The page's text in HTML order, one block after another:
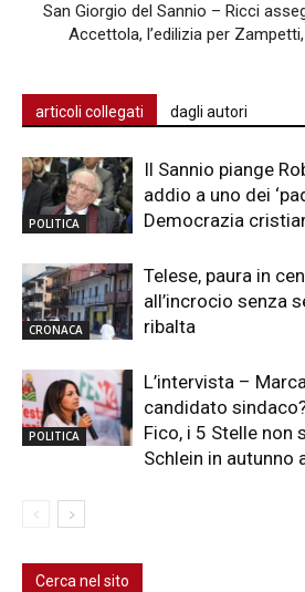
San Giorgio del Sannio – Ricci
Accettola, l’edilizia per
articoli collegati dagli autori
POLITICA
Il Sannio piange
addio a uno dei
Democrazia
CRONACA
Telese, paura in
all’incrocio senza
ribalta
POLITICA
L’intervista –
candidato
Fico, i 5 Stelle non
Schlein in autunno
Cerca nel sito